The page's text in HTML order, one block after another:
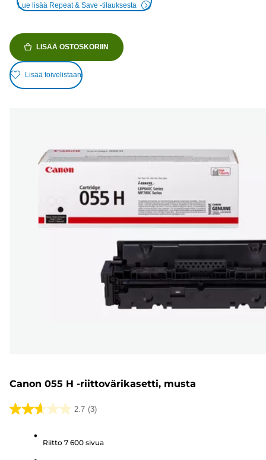
Lue lisää Repeat & Save -tilauksesta
LISÄÄ OSTOSKORIIN
Lisää toivelistaan
Canon 055 H -riittovärikasetti, musta
2.7 (3)
2.7/5
Riitto 7 600 sivua